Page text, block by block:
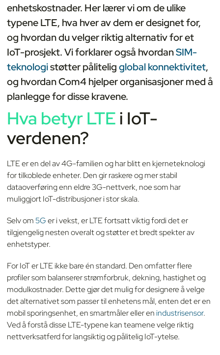
enhetskostnader. Her lærer vi om de ulike
typene LTE, hva hver av dem er designet for,
og hvordan du velger riktig alternativ for et
IoT-prosjekt. Vi forklarer også hvordanSIM-
teknologistøtter påliteligglobal konnektivitet,
og hvordan Com4 hjelper organisasjoner med å
planlegge for disse kravene.
Hva betyrLTEi IoT-
verdenen?
LTE er en del av 4G-familien og har blitt en kjerneteknologi
for tilkoblede enheter. Den gir raskere og mer stabil
dataoverføring enn eldre 3G-nettverk, noe som har
muliggjort IoT-distribusjoner i stor skala.
Selv om5Ger i vekst, er LTE fortsatt viktig fordi det er
tilgjengelig nesten overalt og støtter et bredt spekter av
enhetstyper.
For IoT er LTE ikke bare én standard. Den omfatter flere
profiler som balanserer strømforbruk, dekning, hastighet og
modulkostnader. Dette gjør det mulig for designere å velge
det alternativet som passer til enhetens mål, enten det er en
mobil sporingsenhet, en smartmåler eller en industrisensor.
Ved å forstå disse LTE-typene kan teamene velge riktig
nettverksatferd for langsiktig og pålitelig IoT-ytelse.